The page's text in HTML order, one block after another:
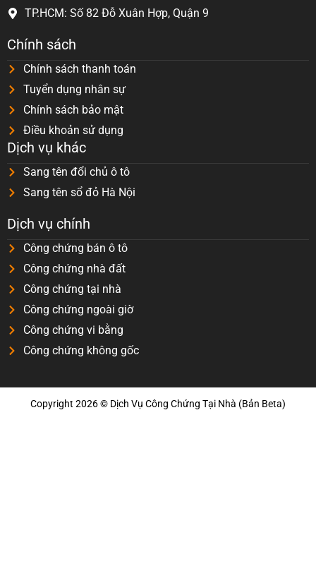
TP.HCM: Số 82 Đỗ Xuân Hợp, Quận 9
Chính sách
Chính sách thanh toán
Tuyển dụng nhân sự
Chính sách bảo mật
Điều khoản sử dụng
Dịch vụ khác
Sang tên đổi chủ ô tô
Sang tên sổ đỏ Hà Nội
Dịch vụ chính
Công chứng bán ô tô
Công chứng nhà đất
Công chứng tại nhà
Công chứng ngoài giờ
Công chứng vi bằng
Công chứng không gốc
Copyright 2026 © Dịch Vụ Công Chứng Tại Nhà (Bản Beta)